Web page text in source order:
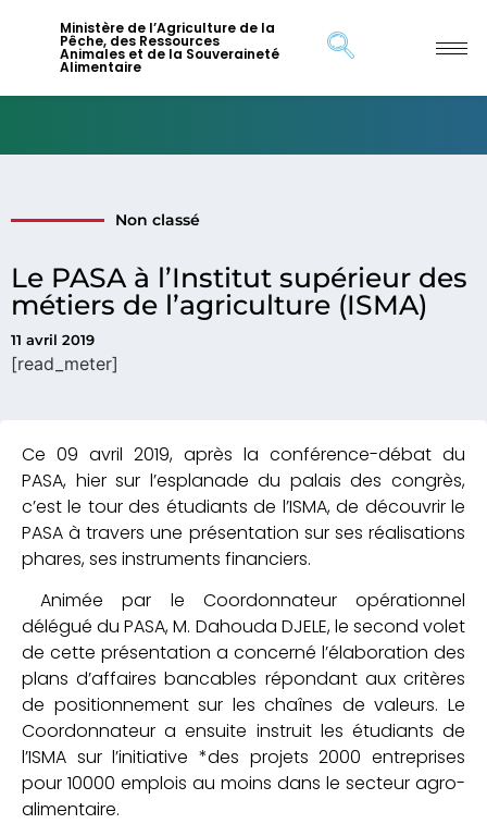
Ministère de l’Agriculture de la
Pêche, des Ressources
Animales et de la Souveraineté
Alimentaire
Le PASA à l’Institut supérieur des
métiers de l’agriculture (ISMA)
11 avril 2019
[read_meter]
Non classé
Ce 09 avril 2019, après la conférence-débat du
PASA, hier sur l’esplanade du palais des congrès,
c’est le tour des étudiants de l’ISMA, de découvrir le
PASA à travers une présentation sur ses réalisations
phares, ses instruments financiers.
Animée par le Coordonnateur opérationnel
délégué du PASA, M. Dahouda DJELE, le second volet
de cette présentation a concerné l’élaboration des
plans d’affaires bancables répondant aux critères
de positionnement sur les chaînes de valeurs. Le
Coordonnateur a ensuite instruit les étudiants de
l’ISMA sur l’initiative *des projets 2000 entreprises
pour 10000 emplois au moins dans le secteur agro-
alimentaire.